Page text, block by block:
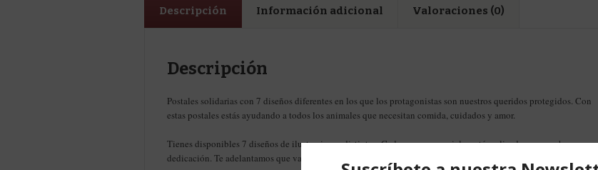
Descripción Información adicional Valoraciones (0)
Descripción
Postales solidarias con 7 diseños diferentes en los que los protagonistas son nuestros queridos protegidos. Con
estas postales estás ayudando a todos los animales que necesitan comida, cuidados y amor.
Tienes disponibles 7 diseños de ilustraciones distintos. Cada uno es especial y está realizado con mucho amor y
dedicación. Te adelantamos que va a ser muy difícil escoger solo uno..